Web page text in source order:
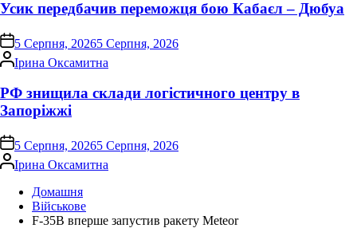
Усик передбачив переможця бою Кабаєл – Дюбуа
on 5 Серпня, 20265 Серпня, 2026
Опубліковано
Ірина Оксамитна
РФ знищила склади логістичного центру в
Запоріжжі
on 5 Серпня, 20265 Серпня, 2026
Опубліковано
Ірина Оксамитна
Домашня
Військове
F-35B вперше запустив ракету Meteor